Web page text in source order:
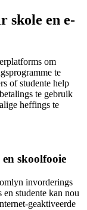
skole en e-
om
te
of studente help
te gebruik
heffings te
skoolfooie
invorderings
studente kan nou
geaktiveerde